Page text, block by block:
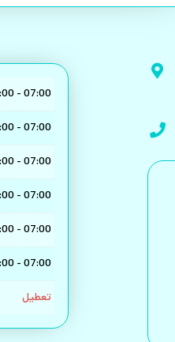
- 07:00
- 07:00
- 07:00
- 07:00
- 07:00
- 07:00
تعطیل